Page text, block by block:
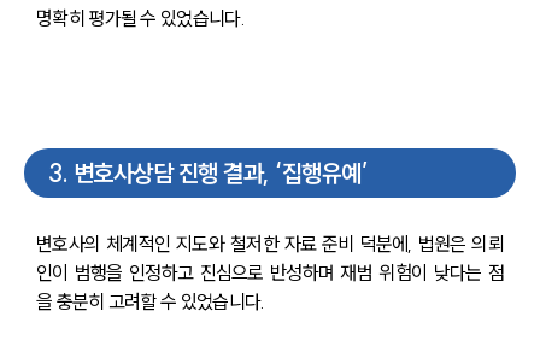
명확히 평가될 수 있었습니다.
3. 변호사상담 진행 결과, ‘집행유예’
변호사의 체계적인 지도와 철저한 자료 준비 덕분에, 법원은 의뢰
인이 범행을 인정하고 진심으로 반성하며 재범 위험이 낮다는 점
을 충분히 고려할 수 있었습니다.